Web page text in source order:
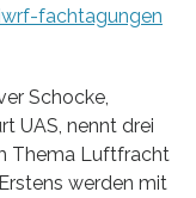
fachtagungen
Schocke,
UAS, nennt drei
Thema Luftfracht
werden mit